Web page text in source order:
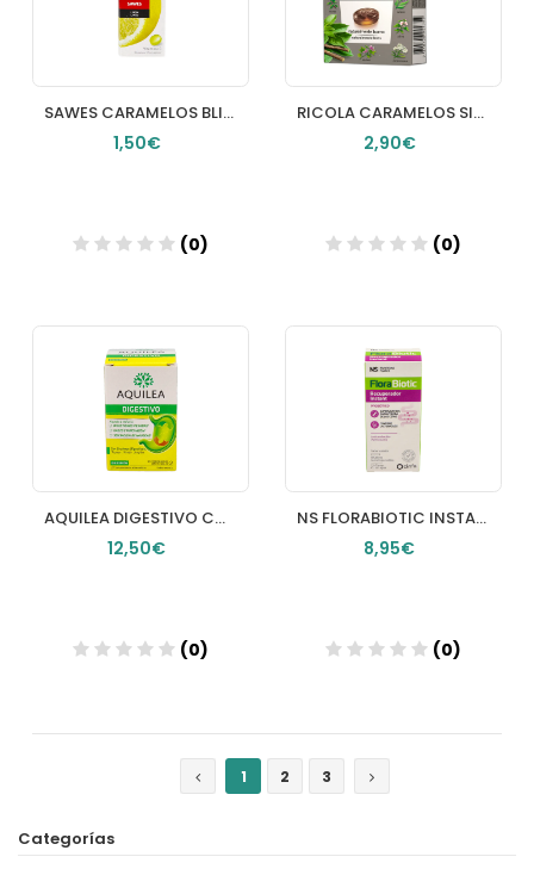
SAWES CARAMELOS BLISTER SIN AZUCAR LEMON
1,50€
(0)
RICOLA CARAMELOS SIN AZUCAR 1 ENVASE 50 G SABOR REGALIZ
2,90€
(0)
AQUILEA DIGESTIVO COMP 30 COMP
12,50€
(0)
NS FLORABIOTIC INSTANT 8 SOBRES
8,95€
(0)
1
2 3
Categorías